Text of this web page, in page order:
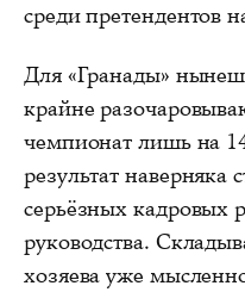
среди претендентов
Для «Гранады»
крайне
чемпионат лишь на
результат наверняка
серьёзных кадровых
руководства.
хозяева уже